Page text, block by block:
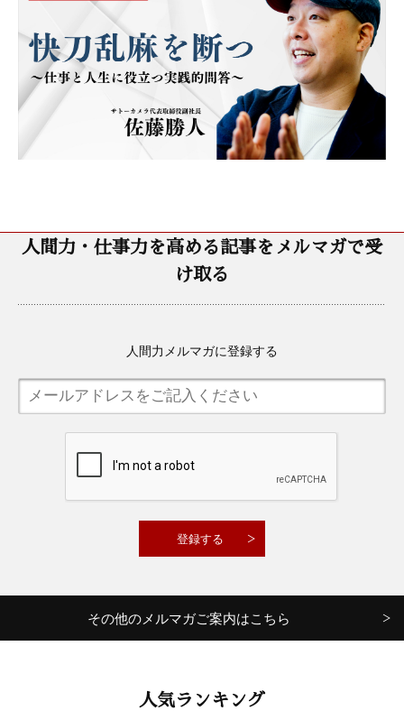
人間力・仕事力を高める記事をメルマガで受
け取る
人間力メルマガに登録する
その他のメルマガご案内はこちら
人気ランキング